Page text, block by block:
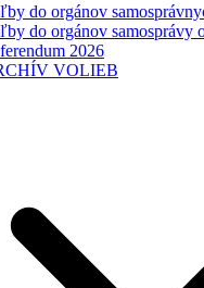
do orgánov
do orgánov samosprávy
2026
VOLIEB